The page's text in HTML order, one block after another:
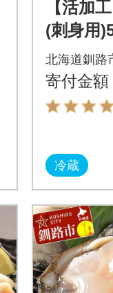
【活加
(刺身用
後)×1袋
き貝 ホ
北海道釧路
寄付金額
冷蔵